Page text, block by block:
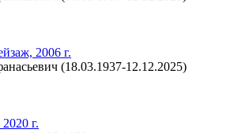
2006 г.
(18.03.1937-12.12.2025)
г.